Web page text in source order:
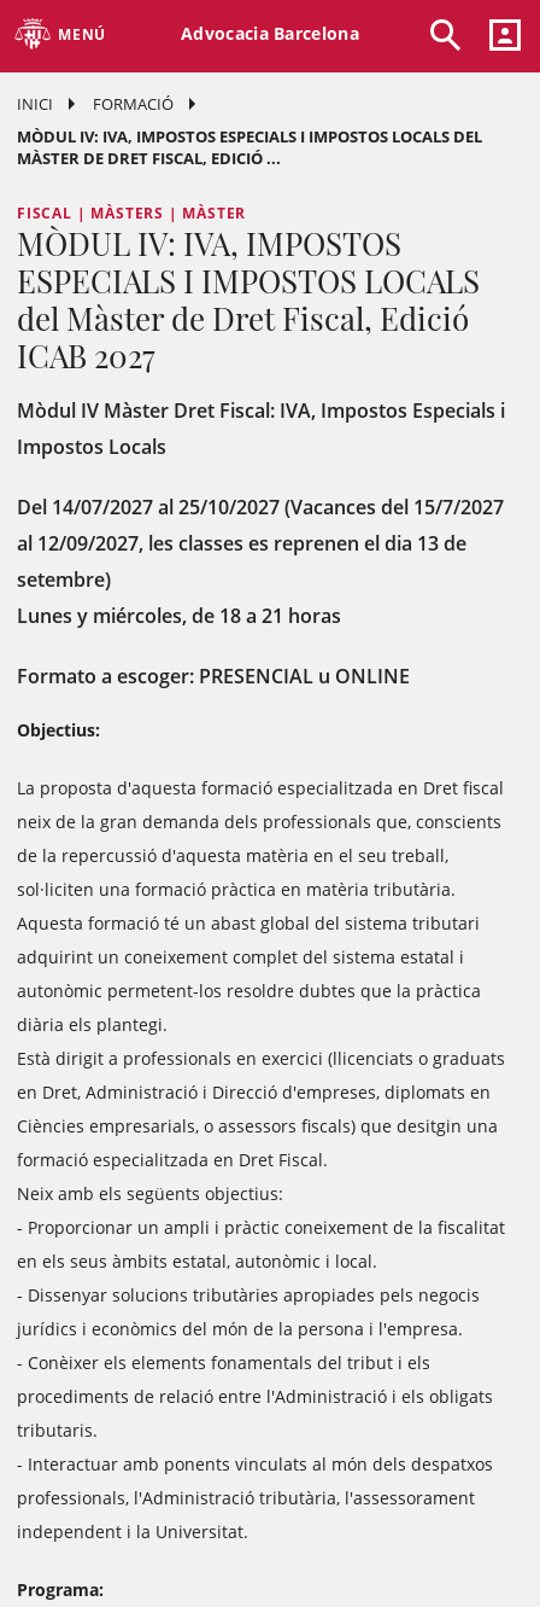
MENÚ Advocacia Barcelona
INICI
FORMACIÓ
MÒDUL IV: IVA, IMPOSTOS ESPECIALS I IMPOSTOS LOCALS DEL
MÀSTER DE DRET FISCAL, EDICIÓ ...
FISCAL | MÀSTERS | MÀSTER
MÒDUL IV: IVA, IMPOSTOS
ESPECIALS I IMPOSTOS LOCALS
del Màster de Dret Fiscal, Edició
ICAB 2027
Mòdul IV Màster Dret Fiscal: IVA, Impostos Especials i
Impostos Locals
Del 14/07/2027 al 25/10/2027 (Vacances del 15/7/2027
al 12/09/2027, les classes es reprenen el dia 13 de
setembre)
Lunes y miércoles, de 18 a 21 horas
Formato a escoger: PRESENCIAL u ONLINE
Objectius:
La proposta d'aquesta formació especialitzada en Dret fiscal
neix de la gran demanda dels professionals que, conscients
de la repercussió d'aquesta matèria en el seu treball,
sol·liciten una formació pràctica en matèria tributària.
Aquesta formació té un abast global del sistema tributari
adquirint un coneixement complet del sistema estatal i
autonòmic permetent-los resoldre dubtes que la pràctica
diària els plantegi.
Està dirigit a professionals en exercici (llicenciats o graduats
en Dret, Administració i Direcció d'empreses, diplomats en
Ciències empresarials, o assessors fiscals) que desitgin una
formació especialitzada en Dret Fiscal.
Neix amb els següents objectius:
- Proporcionar un ampli i pràctic coneixement de la fiscalitat
en els seus àmbits estatal, autonòmic i local.
- Dissenyar solucions tributàries apropiades pels negocis
jurídics i econòmics del món de la persona i l'empresa.
- Conèixer els elements fonamentals del tribut i els
procediments de relació entre l'Administració i els obligats
tributaris.
- Interactuar amb ponents vinculats al món dels despatxos
professionals, l'Administració tributària, l'assessorament
independent i la Universitat.
Programa: